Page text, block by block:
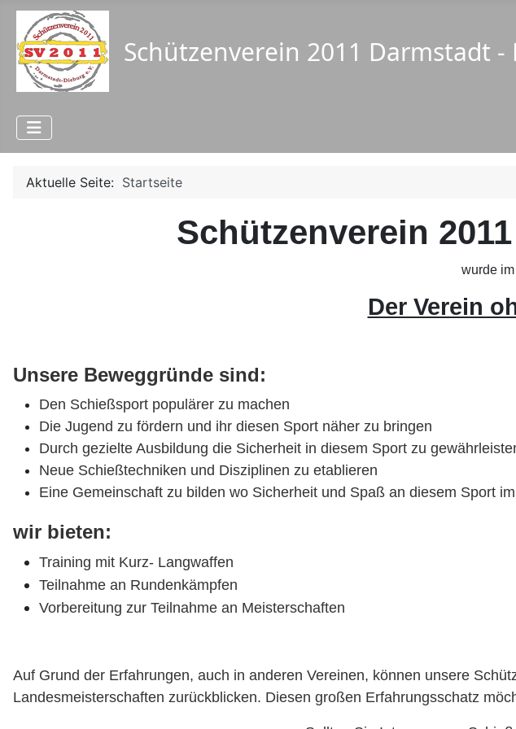
Aktuelle Seite: Startseite
Schützenverein
wurde
Der Verein
Unsere Beweggründe sind:
Den Schießsport populärer zu machen
Die Jugend zu fördern und ihr diesen Sport näher zu bringen
Durch gezielte Ausbildung die Sicherheit in diesem Sport zu
Neue Schießtechniken und Disziplinen zu etablieren
Eine Gemeinschaft zu bilden wo Sicherheit und Spaß an diesem Sport
wir bieten:
Training mit Kurz- Langwaffen
Teilnahme an Rundenkämpfen
Vorbereitung zur Teilnahme an Meisterschaften
Auf Grund der Erfahrungen, auch in anderen Vereinen, können unsere
Landesmeisterschaften zurückblicken. Diesen großen Erfahrungsschatz